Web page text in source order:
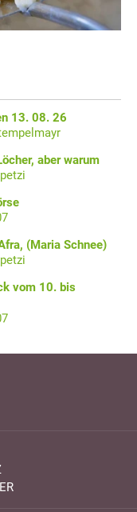
13. 08. 26
aber warum
(Maria Schnee)
vom 10. bis